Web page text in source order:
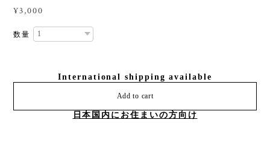
¥3,000
数量
International shipping available
Add to cart
日本国内にお住まいの方向け